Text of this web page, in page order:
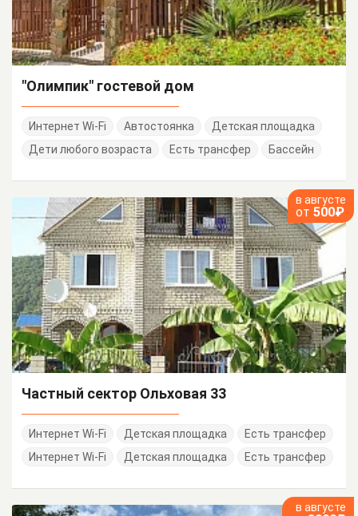
"Олимпик" гостевой дом
Интернет Wi-Fi Автостоянка
Детская площадка
Дети любого возраста
Есть трансфер Бассейн
в августе
от 500₽
Частный сектор Ольховая 33
Интернет Wi-Fi Детская площадка
Есть трансфер
Интернет Wi-Fi
Детская площадка Есть трансфер
в августе